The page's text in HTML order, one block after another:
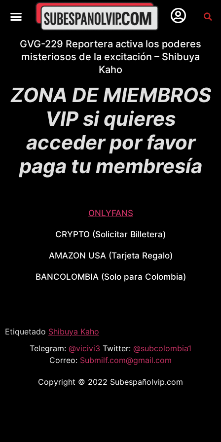
GVG-229 Reportera activa los poderes
misteriosos de la excitación – Shibuya
Kaho
ZONA DE MIEMBROS
VIP si quieres
acceder por favor
paga tu membresía
ONLYFANS
CRYPTO (Solicitar Billetera)
AMAZON USA (Tarjeta Regalo)
BANCOLOMBIA (Solo para Colombia)
Etiquetado Shibuya Kaho
Telegram: @vicivi3 Twitter: @subcolombia1
Correo: Submilf.com@gmail.com
Copyright © 2022 Subespañolvip.com